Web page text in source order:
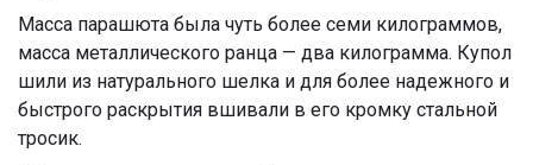
Масса парашюта была чуть более семи килограммов,
масса металлического ранца — два килограмма. Купол
шили из натурального шелка и для более надежного и
быстрого раскрытия вшивали в его кромку стальной
тросик.